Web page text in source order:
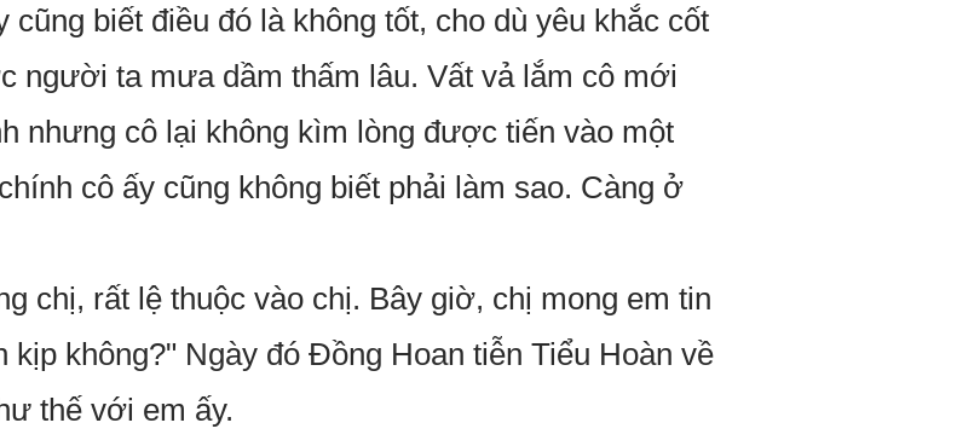
biết điều đó là không tốt, cho dù yêu khắc cốt
người ta mưa dầm thấm lâu. Vất vả lắm cô mới
nhưng cô lại không kìm lòng được tiến vào một
cô ấy cũng không biết phải làm sao. Càng ở
chị, rất lệ thuộc vào chị. Bây giờ, chị mong em tin
kịp không?" Ngày đó Đồng Hoan tiễn Tiểu Hoàn về
thế với em ấy.